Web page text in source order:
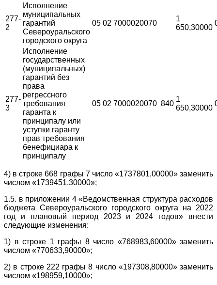
277-
2
Исполнение
муниципальных
гарантий
Североуральского
городского округа
05 02 7000020070
1
650,30000
277-
3
Исполнение
государственных
(муниципальных)
гарантий без
права
регрессного
требования
гаранта к
принципалу или
уступки гаранту
прав требования
бенефициара к
принципалу
05 02 7000020070 840
1
650,30000
4) в строке 668 графы 7 число «1737801,00000» заменить
числом «1739451,30000»;
1.5. в приложении 4 «Ведомственная структура расходов
бюджета Североуральского городского округа на 2022
год и плановый период 2023 и 2024 годов» внести
следующие изменения:
1) в строке 1 графы 8 число «768983,60000» заменить
числом «770633,90000»;
2) в строке 222 графы 8 число «197308,80000» заменить
числом «198959,10000»;